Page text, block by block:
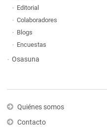
Editorial
Colaboradores
Blogs
Encuestas
Osasuna
Quiénes somos
Contacto